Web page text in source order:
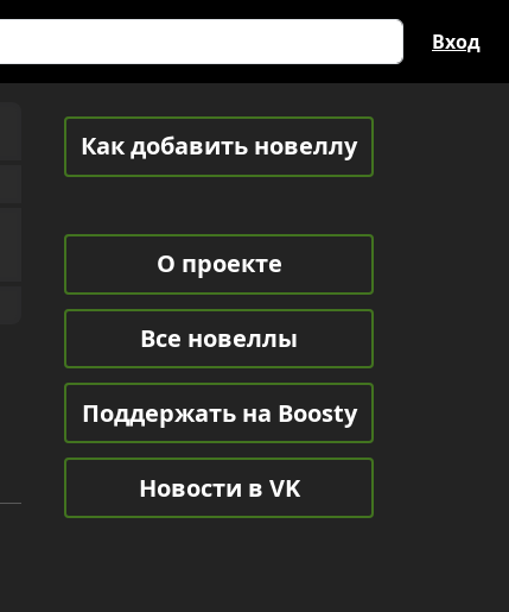
Вход
Как добавить новеллу
О проекте
Все новеллы
Поддержать на Boosty
Новости в VK